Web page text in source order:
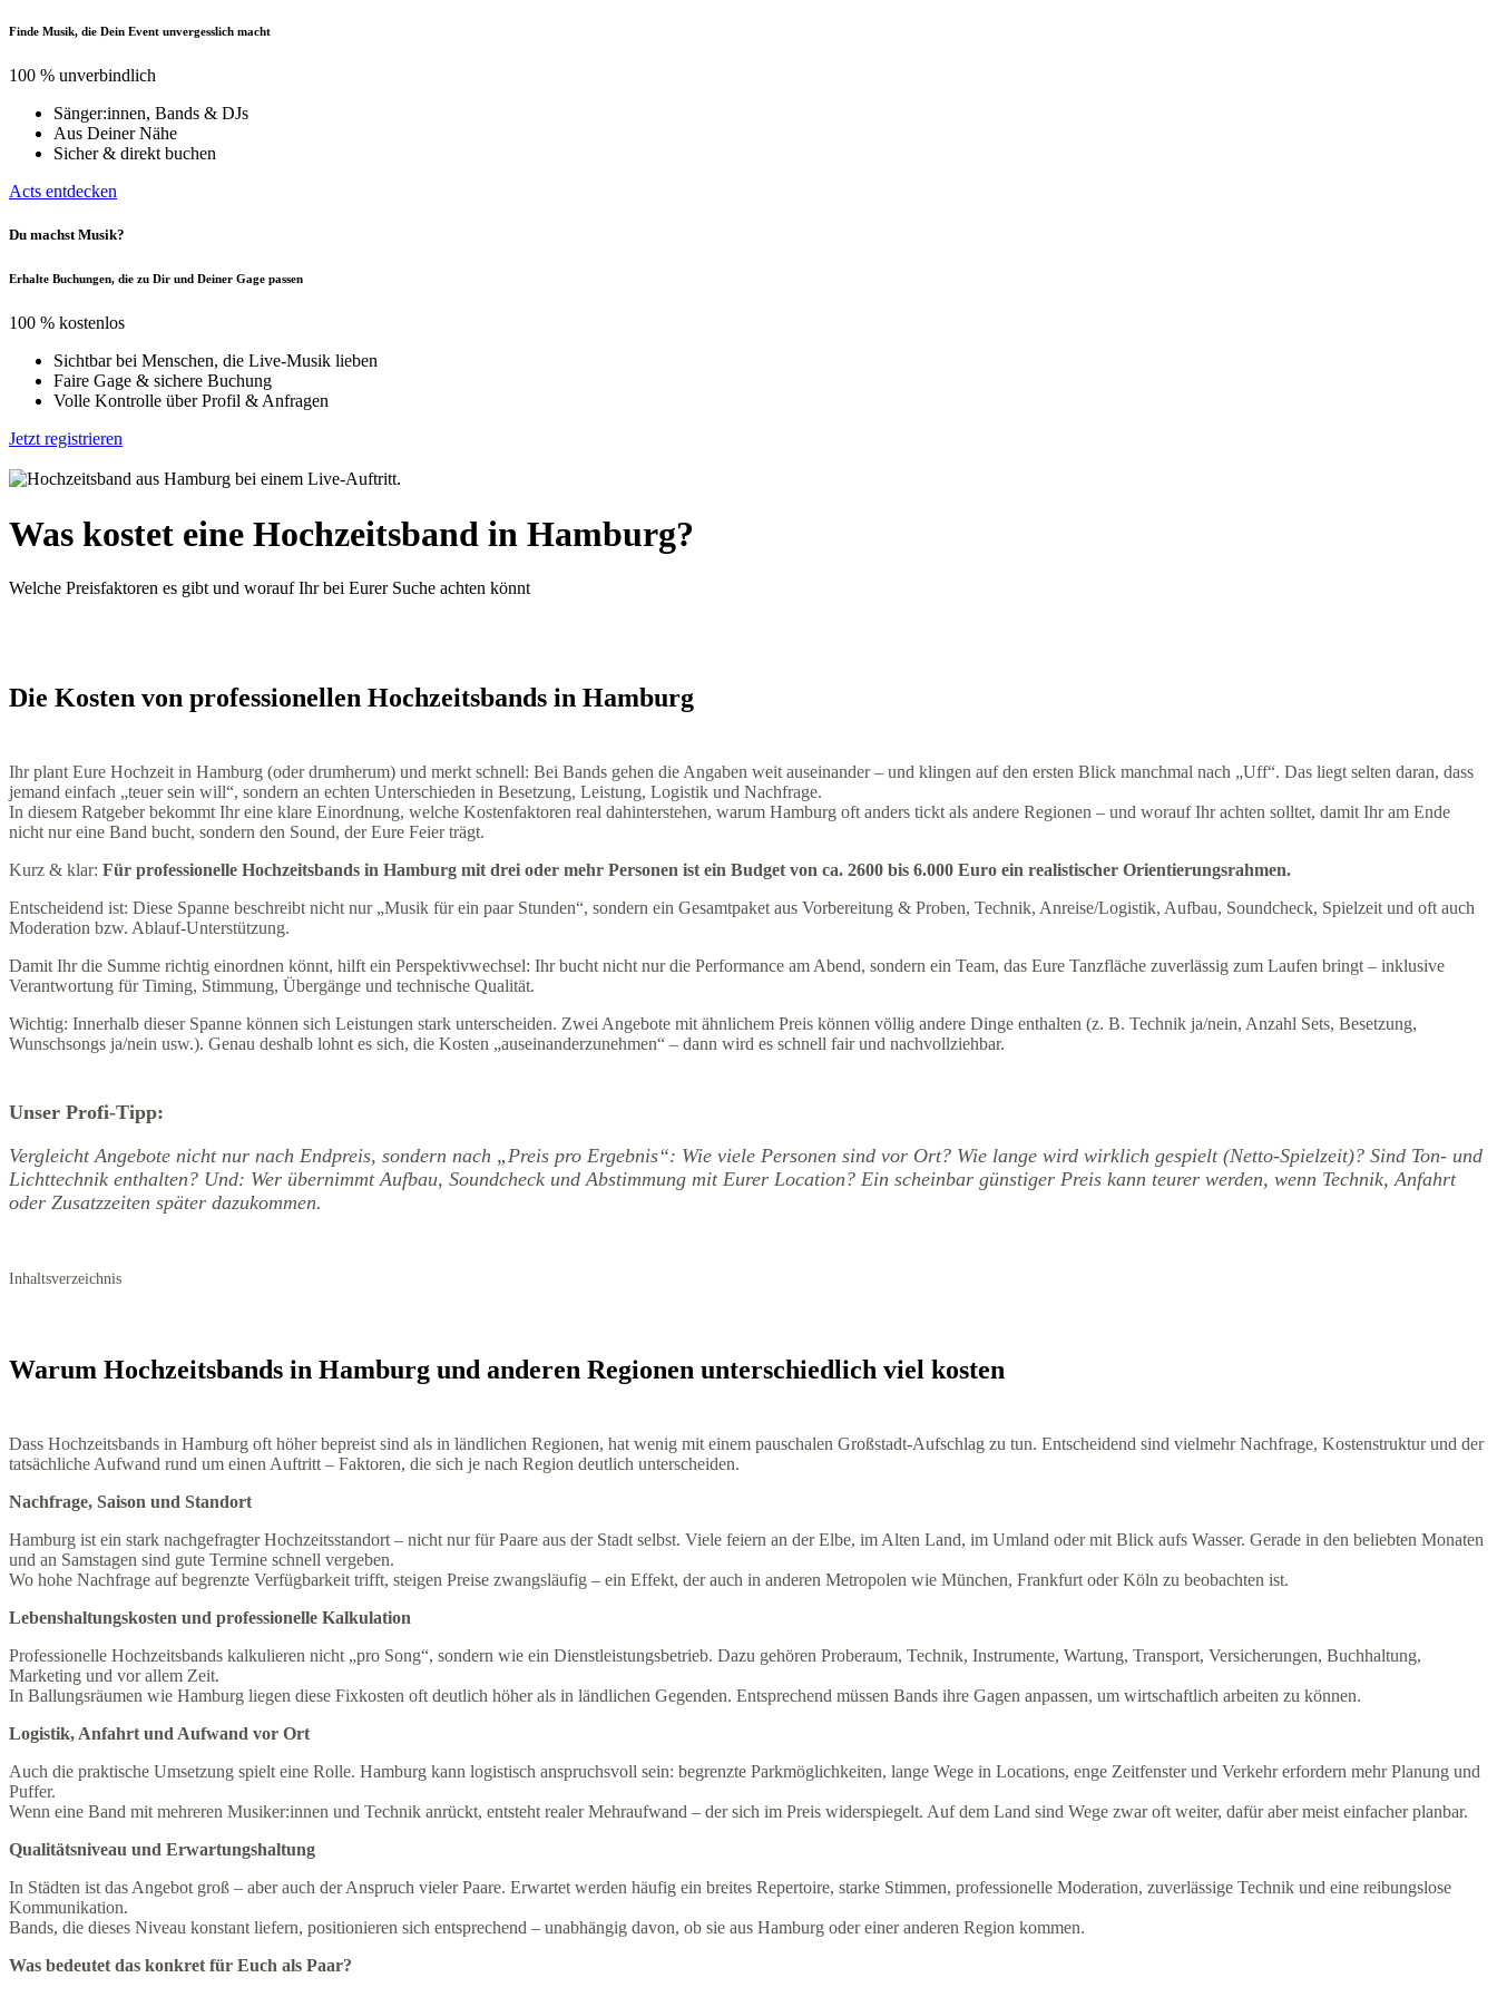
Finde Musik, die Dein Event unvergesslich macht
100 % unverbindlich
Sänger:innen, Bands & DJs
Aus Deiner Nähe
Sicher & direkt buchen
Acts entdecken
Du machst Musik?
Erhalte Buchungen, die zu Dir und Deiner Gage passen
100 % kostenlos
Sichtbar bei Menschen, die Live-Musik lieben
Faire Gage & sichere Buchung
Volle Kontrolle über Profil & Anfragen
Jetzt registrieren
Was kostet eine Hochzeitsband in Hamburg?
Welche Preisfaktoren es gibt und worauf Ihr bei Eurer Suche achten könnt
Die Kosten von professionellen Hochzeitsbands in Hamburg
Ihr plant Eure Hochzeit in Hamburg (oder drumherum) und merkt schnell: Bei Bands gehen die Angaben weit auseinander – und klingen auf den ersten Blick manchmal nach „Uff“. Das liegt selten daran, dass
jemand einfach „teuer sein will“, sondern an echten Unterschieden in Besetzung, Leistung, Logistik und Nachfrage.
In diesem Ratgeber bekommt Ihr eine klare Einordnung, welche Kostenfaktoren real dahinterstehen, warum Hamburg oft anders tickt als andere Regionen – und worauf Ihr achten solltet, damit Ihr am Ende
nicht nur eine Band bucht, sondern den Sound, der Eure Feier trägt.
Kurz & klar: Für professionelle Hochzeitsbands in Hamburg mit drei oder mehr Personen ist ein Budget von ca. 2600 bis 6.000 Euro ein realistischer Orientierungsrahmen.
Entscheidend ist: Diese Spanne beschreibt nicht nur „Musik für ein paar Stunden“, sondern ein Gesamtpaket aus Vorbereitung & Proben, Technik, Anreise/Logistik, Aufbau, Soundcheck, Spielzeit und oft auch
Moderation bzw. Ablauf-Unterstützung.
Damit Ihr die Summe richtig einordnen könnt, hilft ein Perspektivwechsel: Ihr bucht nicht nur die Performance am Abend, sondern ein Team, das Eure Tanzfläche zuverlässig zum Laufen bringt – inklusive
Verantwortung für Timing, Stimmung, Übergänge und technische Qualität.
Wichtig: Innerhalb dieser Spanne können sich Leistungen stark unterscheiden. Zwei Angebote mit ähnlichem Preis können völlig andere Dinge enthalten (z. B. Technik ja/nein, Anzahl Sets, Besetzung,
Wunschsongs ja/nein usw.). Genau deshalb lohnt es sich, die Kosten „auseinanderzunehmen“ – dann wird es schnell fair und nachvollziehbar.
Unser Profi-Tipp:
Vergleicht Angebote nicht nur nach Endpreis, sondern nach „Preis pro Ergebnis“: Wie viele Personen sind vor Ort? Wie lange wird wirklich gespielt (Netto-Spielzeit)? Sind Ton- und
Lichttechnik enthalten? Und: Wer übernimmt Aufbau, Soundcheck und Abstimmung mit Eurer Location? Ein scheinbar günstiger Preis kann teurer werden, wenn Technik, Anfahrt
oder Zusatzzeiten später dazukommen.
Inhaltsverzeichnis
Warum Hochzeitsbands in Hamburg und anderen Regionen unterschiedlich viel kosten
Dass Hochzeitsbands in Hamburg oft höher bepreist sind als in ländlichen Regionen, hat wenig mit einem pauschalen Großstadt-Aufschlag zu tun. Entscheidend sind vielmehr Nachfrage, Kostenstruktur und der
tatsächliche Aufwand rund um einen Auftritt – Faktoren, die sich je nach Region deutlich unterscheiden.
Nachfrage, Saison und Standort
Hamburg ist ein stark nachgefragter Hochzeitsstandort – nicht nur für Paare aus der Stadt selbst. Viele feiern an der Elbe, im Alten Land, im Umland oder mit Blick aufs Wasser. Gerade in den beliebten Monaten
und an Samstagen sind gute Termine schnell vergeben.
Wo hohe Nachfrage auf begrenzte Verfügbarkeit trifft, steigen Preise zwangsläufig – ein Effekt, der auch in anderen Metropolen wie München, Frankfurt oder Köln zu beobachten ist.
Lebenshaltungskosten und professionelle Kalkulation
Professionelle Hochzeitsbands kalkulieren nicht „pro Song“, sondern wie ein Dienstleistungsbetrieb. Dazu gehören Proberaum, Technik, Instrumente, Wartung, Transport, Versicherungen, Buchhaltung,
Marketing und vor allem Zeit.
In Ballungsräumen wie Hamburg liegen diese Fixkosten oft deutlich höher als in ländlichen Gegenden. Entsprechend müssen Bands ihre Gagen anpassen, um wirtschaftlich arbeiten zu können.
Logistik, Anfahrt und Aufwand vor Ort
Auch die praktische Umsetzung spielt eine Rolle. Hamburg kann logistisch anspruchsvoll sein: begrenzte Parkmöglichkeiten, lange Wege in Locations, enge Zeitfenster und Verkehr erfordern mehr Planung und
Puffer.
Wenn eine Band mit mehreren Musiker:innen und Technik anrückt, entsteht realer Mehraufwand – der sich im Preis widerspiegelt. Auf dem Land sind Wege zwar oft weiter, dafür aber meist einfacher planbar.
Qualitätsniveau und Erwartungshaltung
In Städten ist das Angebot groß – aber auch der Anspruch vieler Paare. Erwartet werden häufig ein breites Repertoire, starke Stimmen, professionelle Moderation, zuverlässige Technik und eine reibungslose
Kommunikation.
Bands, die dieses Niveau konstant liefern, positionieren sich entsprechend – unabhängig davon, ob sie aus Hamburg oder einer anderen Region kommen.
Was bedeutet das konkret für Euch als Paar?